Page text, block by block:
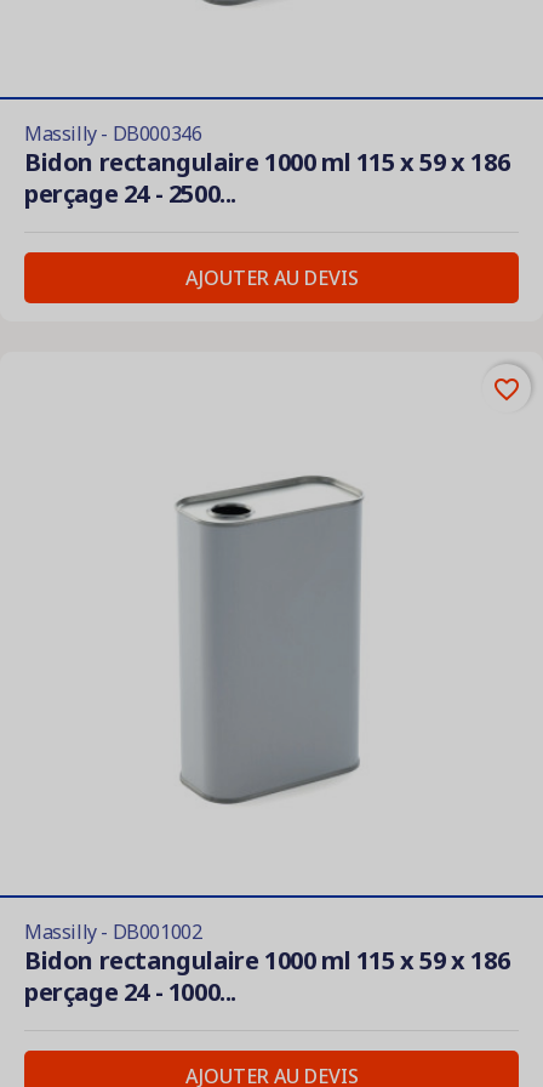
Massilly - DB000346
Bidon rectangulaire 1000 ml 115 x 59 x 186
perçage 24 - 2500...
AJOUTER AU DEVIS
Massilly - DB001002
Bidon rectangulaire 1000 ml 115 x 59 x 186
perçage 24 - 1000...
AJOUTER AU DEVIS
favorite_border